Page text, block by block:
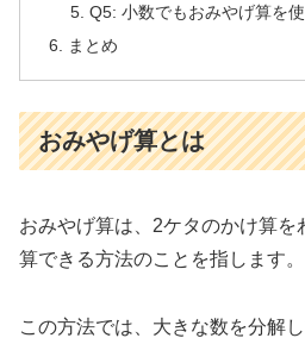
Q5: 小数でもおみやげ算を
まとめ
おみやげ算とは
おみやげ算は、2ケタのかけ算
算できる方法のことを指します。
この方法では、大きな数を分解